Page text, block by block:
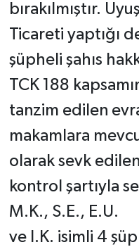
bırakılmıştır.
Ticareti yaptığı
şüpheli şahıs
TCK 188
tanzim edilen
makamlara
olarak sevk
kontrol şartıyla
M.K., S.E., E.U.
ve I.K. isimli 4